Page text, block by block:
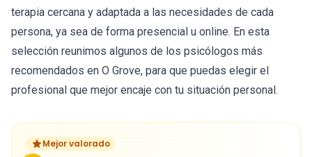
terapia cercana y adaptada a las necesidades de cada
persona, ya sea de forma presencial u online. En esta
selección reunimos algunos de los psicólogos más
recomendados en O Grove, para que puedas elegir el
profesional que mejor encaje con tu situación personal.
Mejor valorado